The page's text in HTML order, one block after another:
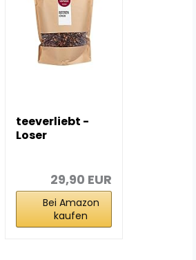
teeverliebt -
Loser
29,90 EUR
Bei Amazon
kaufen